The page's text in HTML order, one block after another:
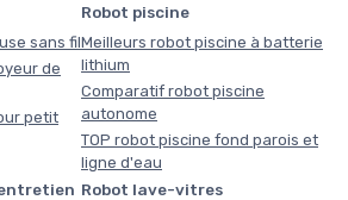
sans fil
de
petit
Robot piscine
Meilleurs robot piscine à batterie
lithium
Comparatif robot piscine
autonome
TOP robot piscine fond parois et
ligne d'eau
Robot lave-vitres